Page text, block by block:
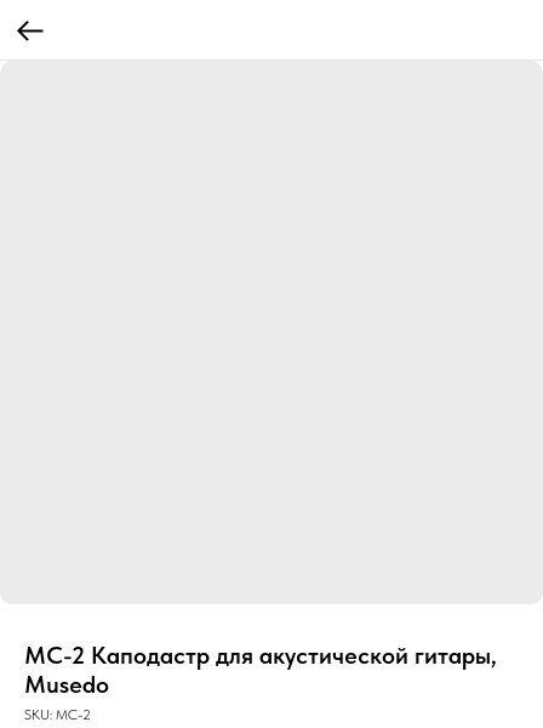
MC-2 Каподастр для акустической гитары,
Musedo
SKU: MC-2